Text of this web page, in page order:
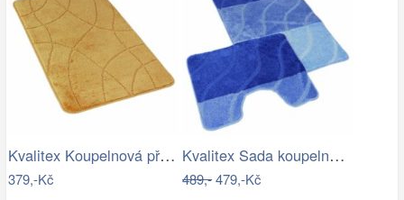
Kvalitex Koupelnová předložka Labyrint…
379,-Kč
Kvalitex Sada koupelnových předložek…
489,-479,-Kč